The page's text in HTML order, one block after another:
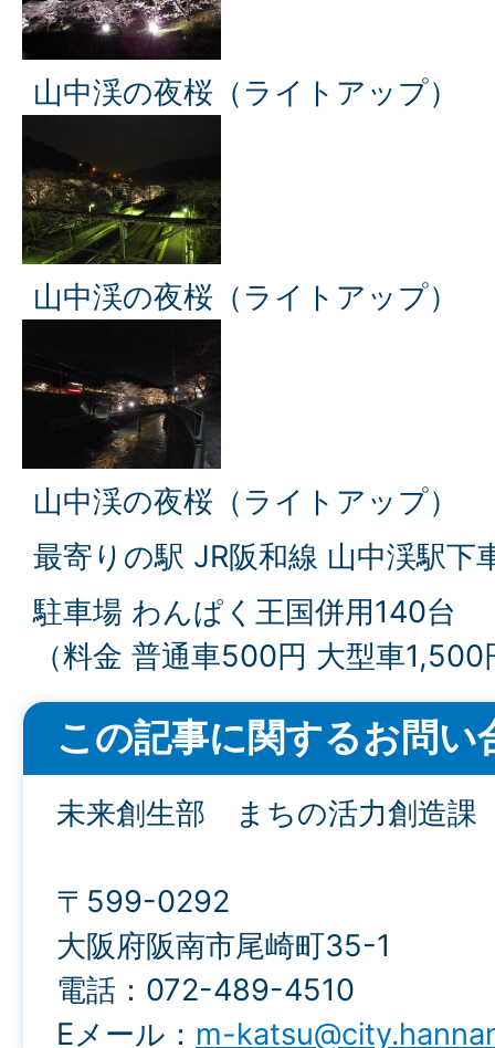
山中渓の夜桜（ライトアップ）
山中渓の夜桜（ライトアップ）
山中渓の夜桜（ライトアップ）
最寄りの駅 JR阪和線 山中渓駅下
駐車場 わんぱく王国併用140台
（料金 普通車500円 大型車1,500
この記事に関するお問い
未来創生部 まちの活力創造課
〒599-0292
大阪府阪南市尾崎町35-1
電話：072-489-4510
Eメール： m-